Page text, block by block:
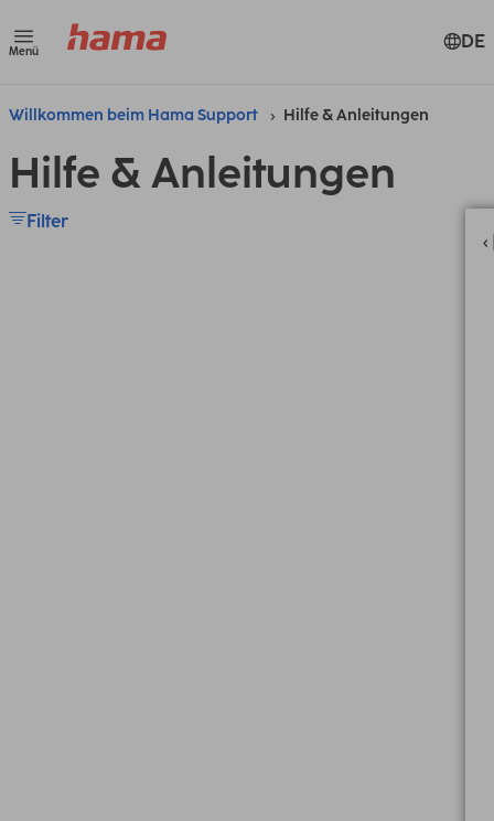
Menü DE
Willkommen beim Hama Support Hilfe & Anleitungen
Hilfe & Anleitungen
Filter